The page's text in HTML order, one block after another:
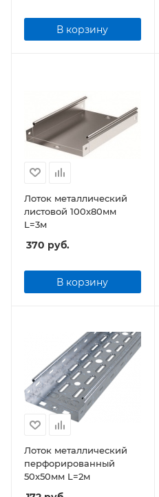
В корзину
Лоток металлический
листовой 100x80мм
L=3м
370 руб.
В корзину
Лоток металлический
перфорированный
50x50мм L=2м